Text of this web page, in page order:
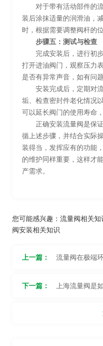
对于带有活动部件的
装后涂抹适量的润滑油，
时，根据需要调整阀杆的
步骤五：测试与检查
完成安装后，进行初
打开进油阀门，观察压力
是否有异常声音，如有问
安装完成后，定期对
垢、检查密封件老化情况
可以延长阀门的使用寿命
正确安装流量阀是保
循上述步骤，并结合实际
装得当，发挥应有的功能
的维护同样重要，这样才
产需求。
您可能感兴趣： 流量阀相关知
阀安装相关知识
上一篇： 流量阀在极端
下一篇： 上海流量阀是